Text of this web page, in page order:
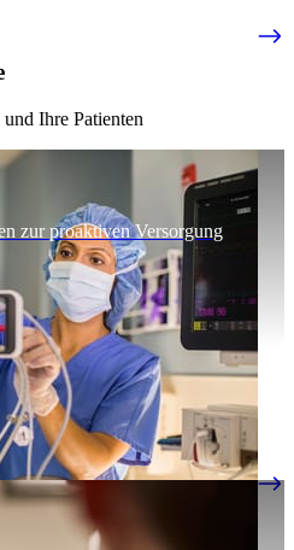
Ihre Patienten
zur proaktiven Versorgung